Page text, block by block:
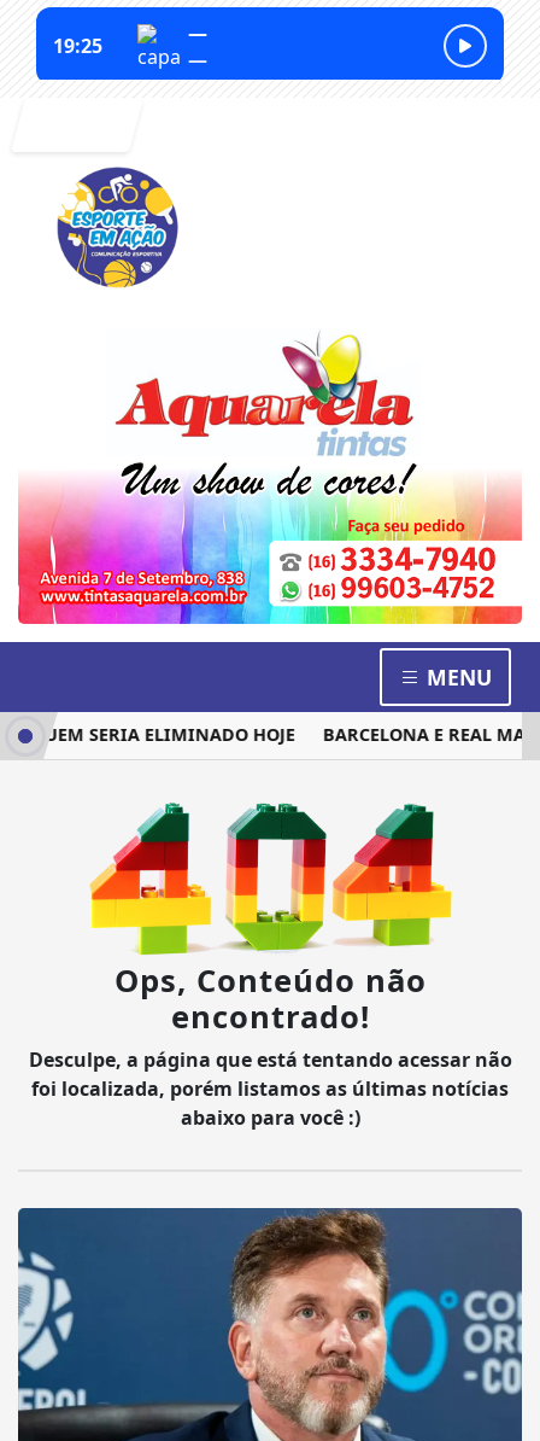
MENU
QUEM SERIA ELIMINADO HOJE BARCELONA E REAL
Ops, Conteúdo não
encontrado!
Desculpe, a página que está tentando acessar não
foi localizada, porém listamos as últimas notícias
abaixo para você :)